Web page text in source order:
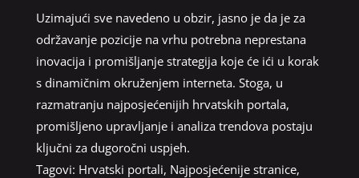
Uzimajući sve navedeno u obzir, jasno je da je za
održavanje pozicije na vrhu potrebna neprestana
inovacija i promišljanje strategija koje će ići u korak
s dinamičnim okruženjem interneta. Stoga, u
razmatranju najposjećenijih hrvatskih portala,
promišljeno upravljanje i analiza trendova postaju
ključni za dugoročni uspjeh.
Tagovi: Hrvatski portali, Najposjećenije stranice,